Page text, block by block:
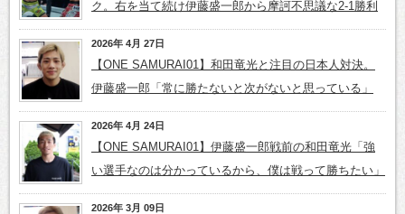
ク。右を当て続け伊藤盛一郎から摩訶不思議な2-1勝利
2026年 4月 27日
【ONE SAMURAI01】和田竜光と注目の日本人対決。
伊藤盛一郎「常に勝たないと次がないと思っている」
2026年 4月 24日
【ONE SAMURAI01】伊藤盛一郎戦前の和田竜光「強
い選手なのは分かっているから、僕は戦って勝ちたい」
2026年 3月 09日